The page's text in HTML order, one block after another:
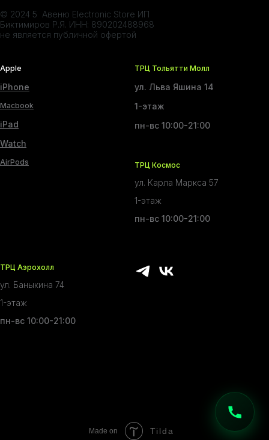
© 2024 5 Авеню Electronic Store ИП
Биктимиров Р.Я. ИНН: 890202488968
не является публичной офертой
Apple
iPhone
Macbook
iPad
Watch
AirPods
ТРЦ Тольятти Молл
ул. Льва Яшина 14
1-этаж
пн-вс 10:00-21:00
ТРЦ Космос
ул. Карла Маркса 57
1-этаж
пн-вс 10:00-21:00
ТРЦ Аэрохолл
ул. Баныкина 74
1-этаж
пн-вс 10:00-21:00
Made on Tilda